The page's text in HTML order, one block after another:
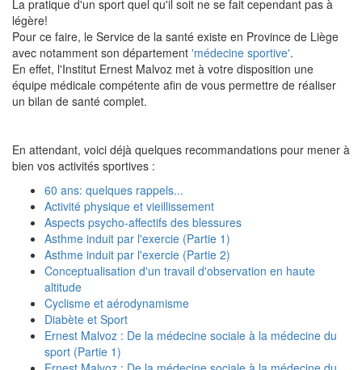
La pratique d'un sport quel qu'il soit ne se fait cependant pas à
légère!
Pour ce faire, le Service de la santé existe en Province de Liège
avec notamment son département 'médecine sportive'.
En effet, l'Institut Ernest Malvoz met à votre disposition une
équipe médicale compétente afin de vous permettre de réaliser
un bilan de santé complet.
En attendant, voici déjà quelques recommandations pour mener à
bien vos activités sportives :
60 ans: quelques rappels...
Activité physique et vieillissement
Aspects psycho-affectifs des blessures
Asthme induit par l'exercie (Partie 1)
Asthme induit par l'exercie (Partie 2)
Conceptualisation d'un travail d'observation en haute
altitude
Cyclisme et aérodynamisme
Diabète et Sport
Ernest Malvoz : De la médecine sociale à la médecine du
sport (Partie 1)